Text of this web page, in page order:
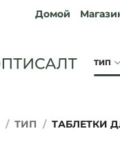
Домой
ТИП
/ ТИП / ТАБЛЕТКИ